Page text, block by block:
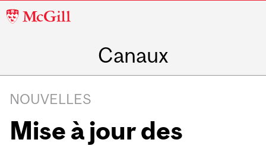
McGill
Canaux
NOUVELLES
Mise à jour des